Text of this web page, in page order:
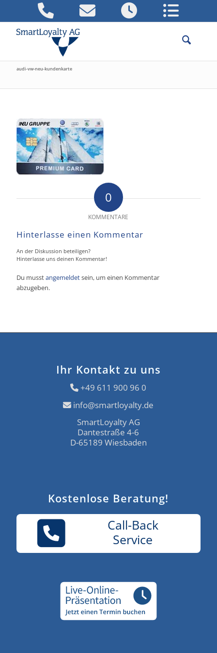
audi-vw-neu-kundenkarte
0
KOMMENTARE
Hinterlasse einen Kommentar
An der Diskussion beteiligen?
Hinterlasse uns deinen Kommentar!
Du musstangemeldetsein, um einen Kommentar
abzugeben.
Ihr Kontakt zu uns
+49 611 900 96 0
info@smartloyalty.de
SmartLoyalty AG
Dantestraße 4-6
D-65189 Wiesbaden
Kostenlose Beratung!
Call-Back
Service